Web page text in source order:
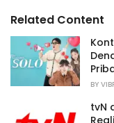
r
i
s
:Related Content
BY
tvN